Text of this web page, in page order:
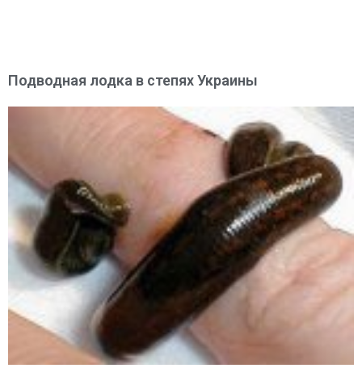
Подводная лодка в степях Украины